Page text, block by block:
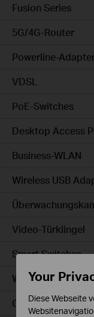
Fusion Series
5G/4G-Router
Powerline-
VDSL
PoE-Switches
Desktop Access
Business-WLAN
Wireless USB
Video-Türklingel
Smart Switches
WLAN-
Glühbirne & LED-
Your
Diese Webseite